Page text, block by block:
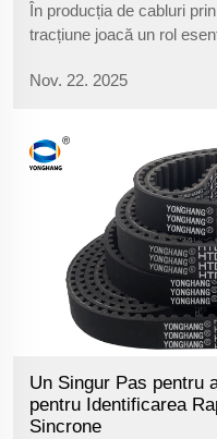
În producția de cabluri
tracțiune joacă un rol
roșu sau verde, care
Nov. 22. 2025
Un Singur Pas pentru
pentru Identificarea
Sincrone